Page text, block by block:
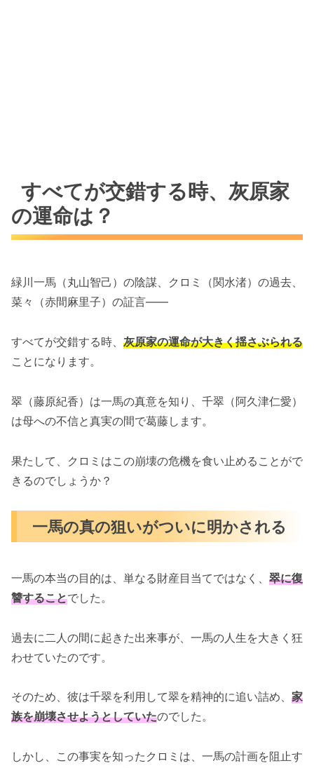
すべてが交錯する時、灰原家
の運命は？
緑川一馬（丸山智己）の陰謀、クロミ（関水渚）の過去、
菜々（赤間麻里子）の証言——
すべてが交錯する時、 灰原家の運命が大きく揺さぶられる
ことになります。
翠（藤原紀香）は一馬の真意を知り、千翠（阿久津仁愛）
は母への不信と真実の間で葛藤します。
果たして、クロミはこの崩壊の危機を食い止めることがで
きるのでしょうか？
一馬の真の狙いがついに明かされる
一馬の本当の目的は、単なる財産目当てではなく、 翠に復
讐することでした。
過去に二人の間に起きた出来事が、一馬の人生を大きく狂
わせていたのです。
そのため、彼は千翠を利用して翠を精神的に追い詰め、 家
族を崩壊させようとしていたのでした。
しかし、この事実を知ったクロミは、一馬の計画を阻止す